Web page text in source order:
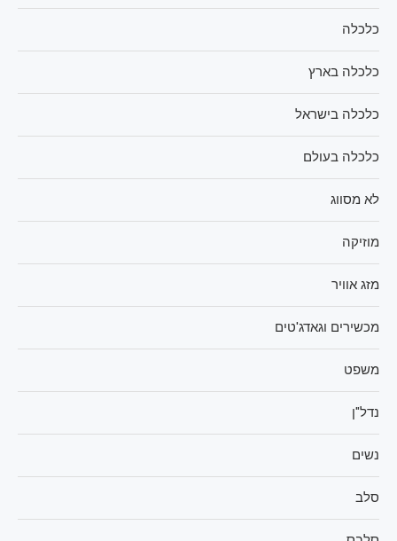
כלכלה
כלכלה בארץ
כלכלה בישראל
כלכלה בעולם
לא מסווג
מוזיקה
מזג אוויר
מכשירים וגאדג'טים
משפט
נדל"ן
נשים
סלב